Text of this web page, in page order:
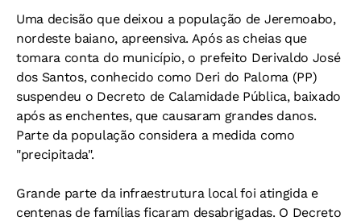
Uma decisão que deixou a população de Jeremoabo,
nordeste baiano, apreensiva. Após as cheias que
tomara conta do município, o prefeito Derivaldo José
dos Santos, conhecido como Deri do Paloma (PP)
suspendeu o Decreto de Calamidade Pública, baixado
após as enchentes, que causaram grandes danos.
Parte da população considera a medida como
"precipitada".
Grande parte da infraestrutura local foi atingida e
centenas de famílias ficaram desabrigadas. O Decreto